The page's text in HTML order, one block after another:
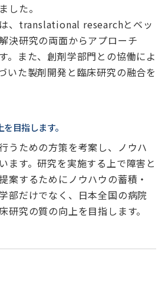
した。
、translational researchとベッ
決研究の両面からアプローチ
。また、創剤学部門との協働によ
いた製剤開発と臨床研究の融合を
目指します。
うための方策を考案し、ノウハ
ます。研究を実施する上で障害と
案するためにノウハウの蓄積・
部だけでなく、日本全国の病院
研究の質の向上を目指します。